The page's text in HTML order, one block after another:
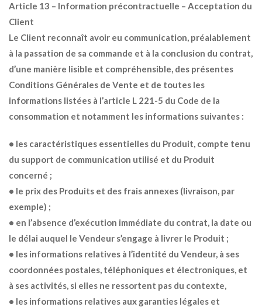
Article 13 – Information précontractuelle – Acceptation du
Client
Le Client reconnaît avoir eu communication, préalablement
à la passation de sa commande et à la conclusion du contrat,
d’une manière lisible et compréhensible, des présentes
Conditions Générales de Vente et de toutes les
informations listées à l’article L 221-5 du Code de la
consommation et notamment les informations suivantes :
• les caractéristiques essentielles du Produit, compte tenu
du support de communication utilisé et du Produit
concerné ;
• le prix des Produits et des frais annexes (livraison, par
exemple) ;
• en l’absence d’exécution immédiate du contrat, la date ou
le délai auquel le Vendeur s’engage à livrer le Produit ;
• les informations relatives à l’identité du Vendeur, à ses
coordonnées postales, téléphoniques et électroniques, et
à ses activités, si elles ne ressortent pas du contexte,
• les informations relatives aux garanties légales et